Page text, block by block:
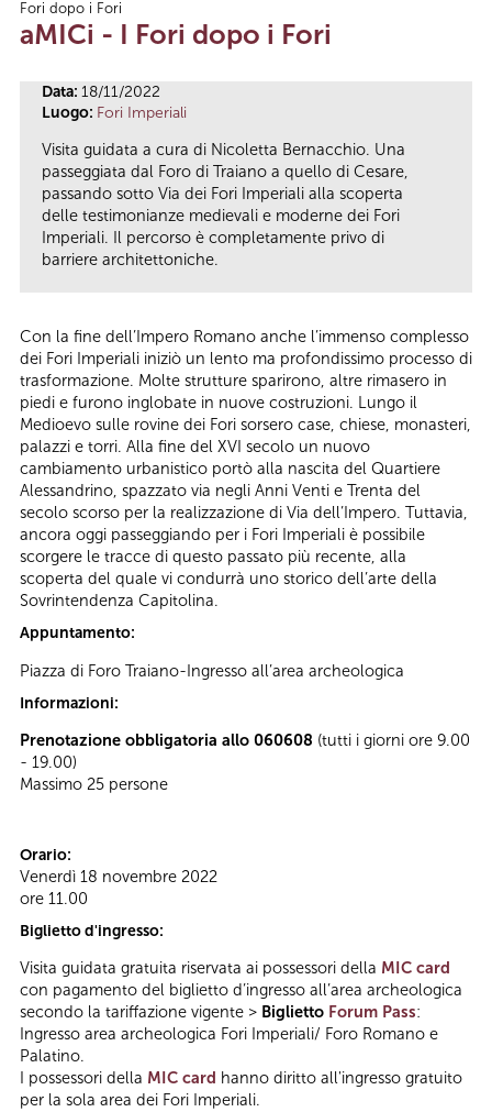
Tu sei qui
Fori dopo i Fori
aMICi - I Fori dopo i Fori
Data: 18/11/2022
Luogo: Fori Imperiali
Visita guidata a cura di Nicoletta Bernacchio. Una
passeggiata dal Foro di Traiano a quello di Cesare,
passando sotto Via dei Fori Imperiali alla scoperta
delle testimonianze medievali e moderne dei Fori
Imperiali. Il percorso è completamente privo di
barriere architettoniche.
Con la fine dell’Impero Romano anche l’immenso complesso
dei Fori Imperiali iniziò un lento ma profondissimo processo di
trasformazione. Molte strutture sparirono, altre rimasero in
piedi e furono inglobate in nuove costruzioni. Lungo il
Medioevo sulle rovine dei Fori sorsero case, chiese, monasteri,
palazzi e torri. Alla fine del XVI secolo un nuovo
cambiamento urbanistico portò alla nascita del Quartiere
Alessandrino, spazzato via negli Anni Venti e Trenta del
secolo scorso per la realizzazione di Via dell’Impero. Tuttavia,
ancora oggi passeggiando per i Fori Imperiali è possibile
scorgere le tracce di questo passato più recente, alla
scoperta del quale vi condurrà uno storico dell’arte della
Sovrintendenza Capitolina.
Appuntamento:
Piazza di Foro Traiano-Ingresso all’area archeologica
Informazioni:
Prenotazione obbligatoria allo 060608 (tutti i giorni ore 9.00
- 19.00)
Massimo 25 persone
Orario:
Venerdì 18 novembre 2022
ore 11.00
Biglietto d'ingresso:
Visita guidata gratuita riservata ai possessori della MIC card
con pagamento del biglietto d’ingresso all’area archeologica
secondo la tariffazione vigente > Biglietto Forum Pass:
Ingresso area archeologica Fori Imperiali/ Foro Romano e
Palatino.
I possessori della MIC card hanno diritto all'ingresso gratuito
per la sola area dei Fori Imperiali.